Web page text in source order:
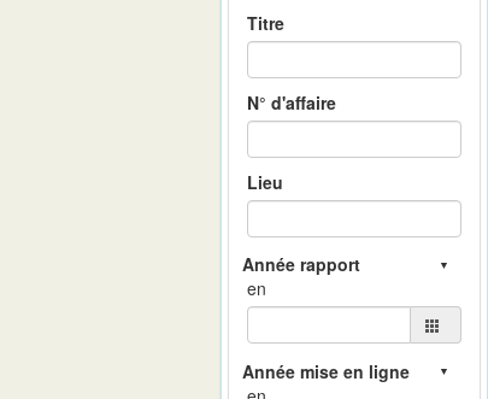
Titre
N° d'affaire
Lieu
en